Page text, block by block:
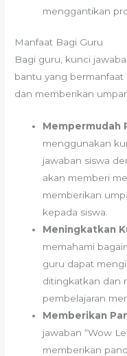
menggantikan
Manfaat Bagi Guru
Bagi guru, kunci
bantu yang
dan memberikan
Mempermudah
menggunakan
jawaban siswa
akan memberi
memberikan
kepada siswa.
Meningkatkan
memahami
guru dapat
ditingkatkan dan
pembelajaran
Memberikan
jawaban “Wow
memberikan